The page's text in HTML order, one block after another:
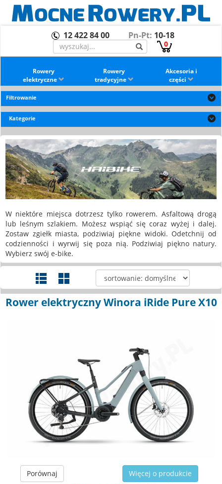
12 422 84 00 Pn-Pt: 10-18
0
Rowery
elektryczne
Rowery
tradycyjne
Akcesoria i
części
Filtrowanie
Kategorie
W niektóre miejsca dotrzesz tylko rowerem. Asfaltową drogą
lub leśnym szlakiem. Możesz wspiąć się coraz wyżej i dalej.
Zostaw zgiełk miasta, podziwiaj piękne widoki. Odetchnij od
codzienności i wyrwij się poza nią. Podziwiaj piękno natury.
Wybierz swój e-bike.
Rower elektryczny Winora iRide Pure X10
Porównaj
Więcej o produkcie